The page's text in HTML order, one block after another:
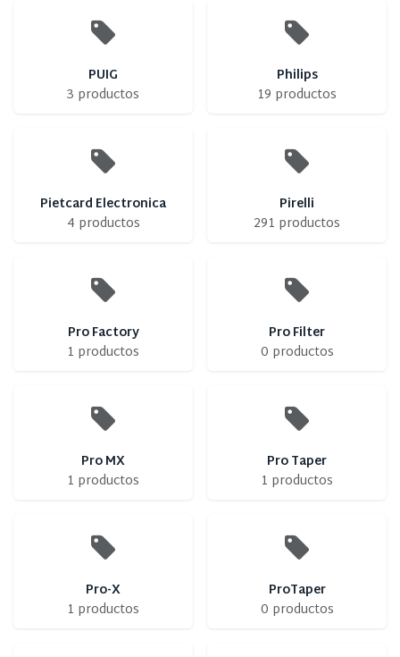
PUIG
3 productos
Philips
19 productos
Pietcard Electronica
4 productos
Pirelli
291 productos
Pro Factory
1 productos
Pro Filter
0 productos
Pro MX
1 productos
Pro Taper
1 productos
Pro-X
1 productos
ProTaper
0 productos